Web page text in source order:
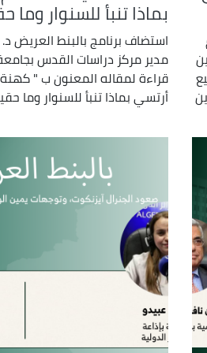
بماذا تنبأ للسنوار وما
استضاف برنامج بالبنط العريض
مدير مركز دراسات القدس
قراءة لمقاله المعنون ب " كهنة
أرتسي بماذا تنبأ للسنوار وما